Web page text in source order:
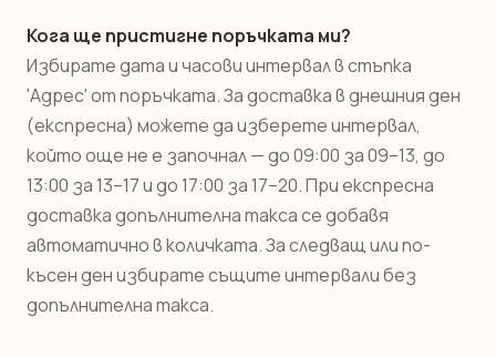
Кога ще пристигне поръчката ми?
Избирате дата и часови интервал в стъпка
'Адрес' от поръчката. За доставка в днешния ден
(експресна) можете да изберете интервал,
който още не е започнал — до 09:00 за 09–13, до
13:00 за 13–17 и до 17:00 за 17–20. При експресна
доставка допълнителна такса се добавя
автоматично в количката. За следващ или по-
късен ден избирате същите интервали без
допълнителна такса.